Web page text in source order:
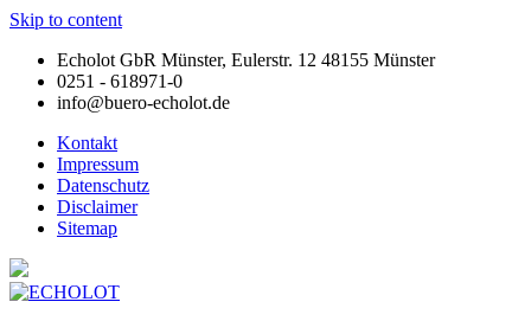
Skip to content
Echolot GbR Münster, Eulerstr. 12 48155 Münster
0251 - 618971-0
info@buero-echolot.de
Kontakt
Impressum
Datenschutz
Disclaimer
Sitemap